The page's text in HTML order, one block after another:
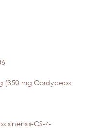
(350 mg Cordyceps
sinensis-CS-4-